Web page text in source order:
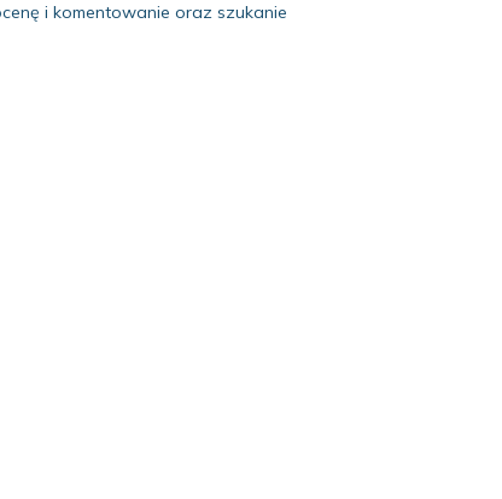
i komentowanie oraz szukanie